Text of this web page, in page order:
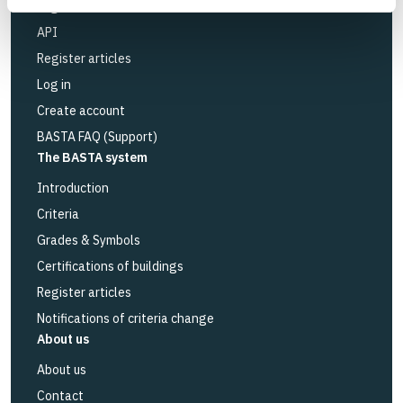
API
Register articles
Log in
Create account
BASTA FAQ (Support)
The BASTA system
Introduction
Criteria
Grades & Symbols
Certifications of buildings
Register articles
Notifications of criteria change
About us
About us
Contact